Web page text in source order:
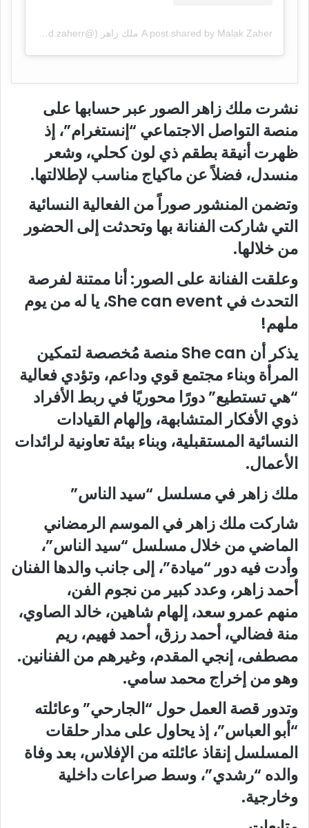
نشرت ملك زاهر الصور عبر حسابها على
منصة التواصل الاجتماعي “إنستغرام”، إذ
ظهرت أنيقة بطقم ذي لون كحلي، وشعر
منسدل، فضلاً عن ماكياج مناسب لإطلالتها.
وتضمن المنشور صوراً من الفعالية النسائية
التي شاركت الفنانة بها وتحدثت إلى الحضور
من خلالها.
وعلقت الفنانة على الصور: أنا ممتنة لفرصة
التحدث في She can event، يا له من يوم
ملهم!
يذكر أن She can منصة مُخصصة لتمكين
المرأة وبناء مجتمع قوي وداعم، وتؤدي فعالية
“هي تستطيع” دورًا محوريًا في ربط الأفراد
ذوي الأفكار المتشابهة، وإلهام القيادات
النسائية المستقبلية، وبناء بيئة تعاونية لرائدات
الأعمال.
ملك زاهر في مسلسل “سيد الناس”
شاركت ملك زاهر في الموسم الرمضاني
الماضي من خلال مسلسل “سيد الناس”،
وأدت فيه دور “ميادة”، إلى جانب والدها الفنان
أحمد زاهر، وعدد كبير من نجوم الفن،
منهم عمرو سعد، إلهام شاهين، خالد الصاوي،
منة فضالي، أحمد رزق، أحمد فهيم، ريم
مصطفى، إنجي المقدم، وغيرهم من الفنانين.
وهو من إخراج محمد سامي.
وتدور قصة العمل حول “الجارحي” وعائلته
“أبو العباس”، إذ يحاول على مدار حلقات
المسلسل إنقاذ عائلته من الإفلاس، بعد وفاة
والده “رشدي”، وسط صراعات داخلية
وخارجية.